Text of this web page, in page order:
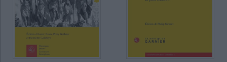
a-paraitre (54)
manquant (1)